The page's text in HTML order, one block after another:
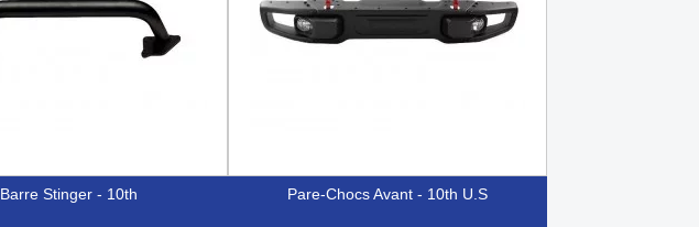
Barre Stinger - 10th Pare-Chocs Avant - 10th U.S